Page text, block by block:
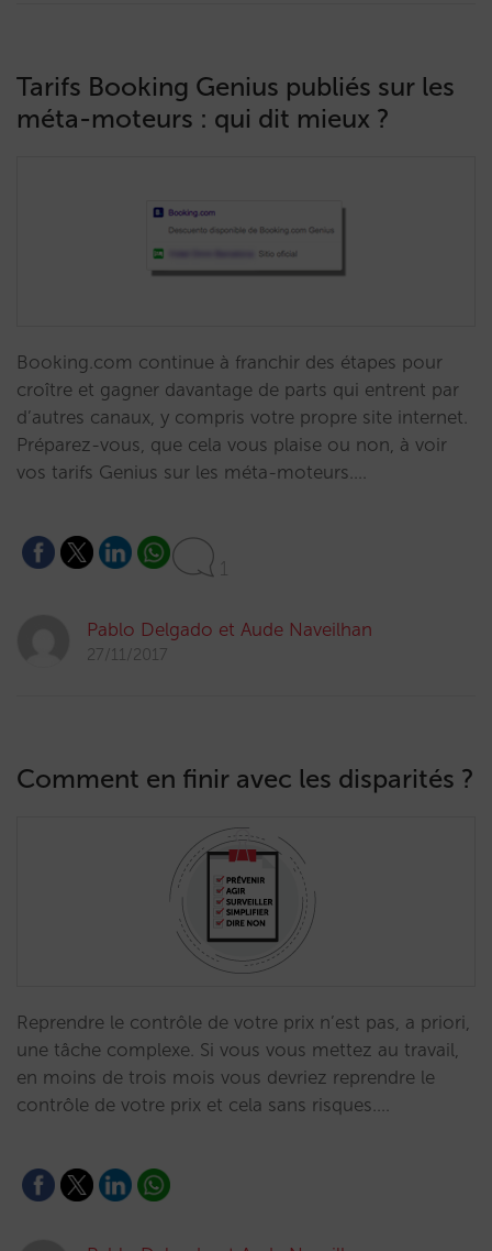
Tarifs Booking Genius publiés sur les
méta-moteurs : qui dit mieux ?
Booking.com continue à franchir des étapes pour
croître et gagner davantage de parts qui entrent par
d’autres canaux, y compris votre propre site internet.
Préparez-vous, que cela vous plaise ou non, à voir
vos tarifs Genius sur les méta-moteurs.…
1
Pablo Delgado et Aude Naveilhan
27/11/2017
Comment en finir avec les disparités ?
Reprendre le contrôle de votre prix n’est pas, a priori,
une tâche complexe. Si vous vous mettez au travail,
en moins de trois mois vous devriez reprendre le
contrôle de votre prix et cela sans risques.…